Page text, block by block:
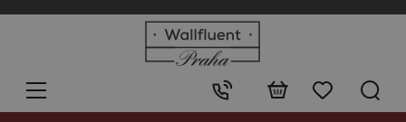
Érintkezés:
+48
99